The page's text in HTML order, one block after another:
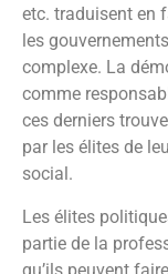
etc. traduisent en
les
complexe. La
comme
ces derniers
par les élites de
social.
Les élites
partie de la